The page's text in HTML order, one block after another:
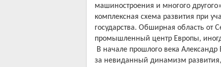
машиностроения и многого
комплексная схема развития при
государства. Обширная область от
промышленный центр Европы,
В начале прошлого века
за невиданный динамизм